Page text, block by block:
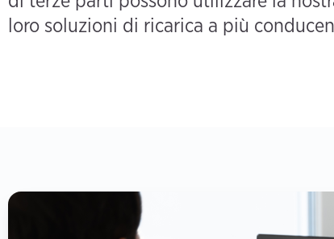
loro soluzioni di ricarica a più